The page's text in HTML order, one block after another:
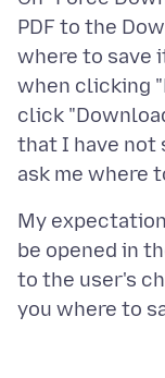
PDF to the
where to save
when clicking
click
that I have not
My
be opened in
to the user's